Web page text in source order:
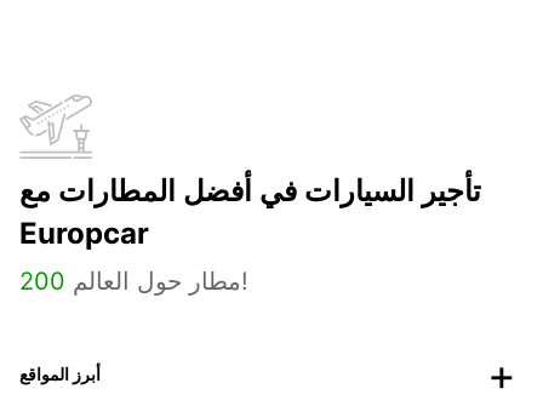
تأجير السيارات في أفضل المطارات مع
Europcar
200 مطار حول العالم!
أبرز المواقع